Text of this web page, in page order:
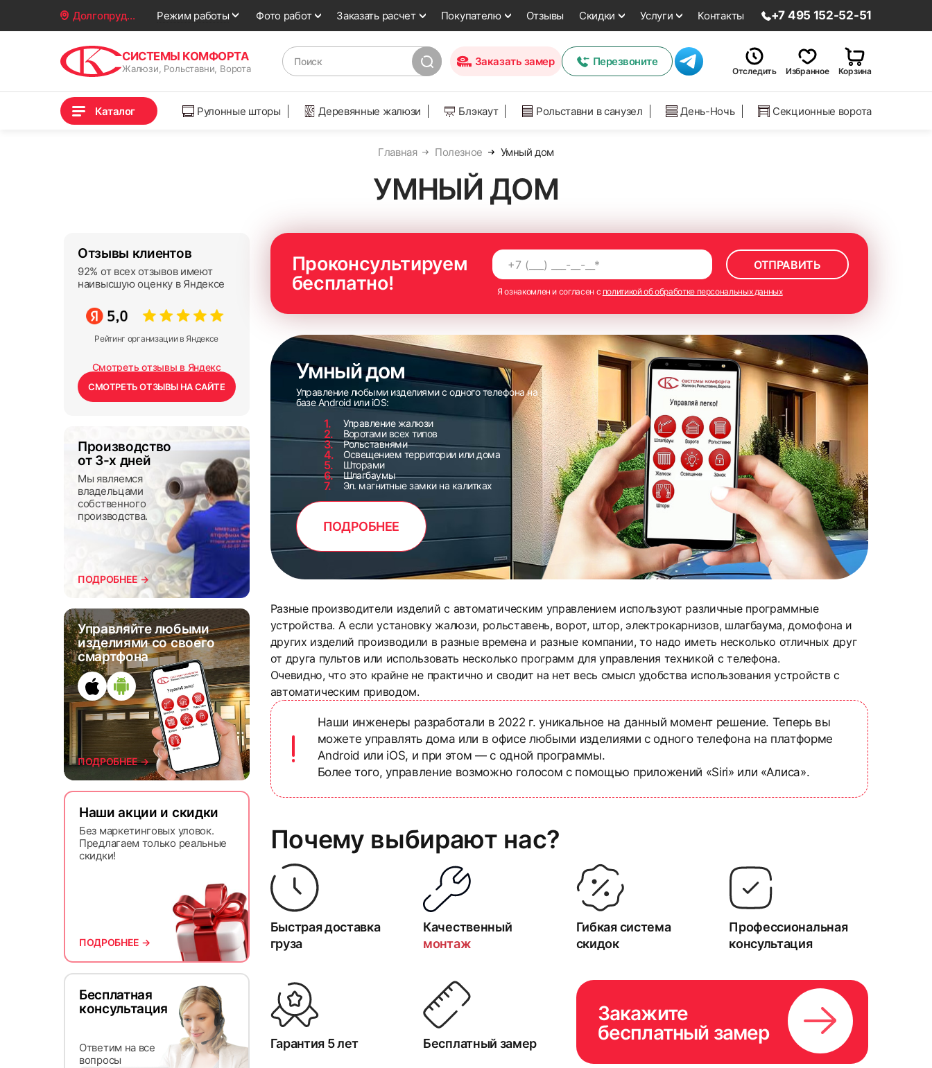
Долгопрудный Режим работы Фото работ Заказать расчет Покупателю Отзывы Скидки Услуги Контакты +7 495 152-52-51
СИСТЕМЫ КОМФОРТА
Жалюзи, Рольставни, Ворота
Заказать замер Перезвоните
Отследить Избранное Корзина
Каталог Рулонные шторы Деревянные жалюзи Блэкаут Рольставни в санузел День-Ночь Секционные ворота
Главная Полезное Умный дом
УМНЫЙ ДОМ
Отзывы клиентов
92% от всех отзывов имеют
наивысшую оценку в Яндексе
Рейтинг организации в Яндексе
Смотреть отзывы в Яндекс
СМОТРЕТЬ ОТЗЫВЫ НА САЙТЕ
Производство
от 3-х дней
Мы являемся
владельцами
собственного
производства.
ПОДРОБНЕЕ →
Управляйте любыми
изделиями со своего
смартфона
ПОДРОБНЕЕ →
Наши акции и скидки
Без маркетинговых уловок.
Предлагаем только реальные
скидки!
ПОДРОБНЕЕ →
Бесплатная
консультация
Ответим на все
вопросы
Проконсультируем
бесплатно!
Я ознакомлен и согласен с политикой об обработке персональных данных
Умный дом
Управление любыми изделиями с одного телефона на
базе Android или iOS:
Управление жалюзи
Воротами всех типов
Рольставнями
Освещением территории или дома
Шторами
Шлагбаумы
Эл. магнитные замки на калитках
ПОДРОБНЕЕ
Разные производители изделий с автоматическим управлением используют различные программные
устройства. А если установку жалюзи, рольставень, ворот, штор, электрокарнизов, шлагбаума, домофона и
других изделий производили в разные времена и разные компании, то надо иметь несколько отличных друг
от друга пультов или использовать несколько программ для управления техникой с телефона.
Очевидно, что это крайне не практично и сводит на нет весь смысл удобства использования устройств с
автоматическим приводом.
Наши инженеры разработали в 2022 г. уникальное на данный момент решение. Теперь вы
можете управлять дома или в офисе любыми изделиями с одного телефона на платформе
Android или iOS, и при этом — с одной программы.
Более того, управление возможно голосом с помощью приложений «Siri» или «Алиса».
Почему выбирают нас?
Быстрая доставка
груза
Качественный
монтаж
Гибкая система
скидок
Профессиональная
консультация
Гарантия 5 лет Бесплатный замер
Закажите
бесплатный замер